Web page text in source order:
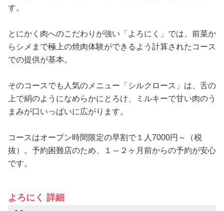
す。
とにかく肉へのこだわりが強い「よろにく」では、前菜か
らシメまで極上の焼肉体験ができるよう計算されたコース
での提供が基本。
そのコースでも人気のメニュー「シルクロース」は、舌の
上で絹のようになめらかにとろけ、ミルキーで甘い肉のう
まみが口いっぱいに広がります。
コースはオープン時間限定の早割で１人7000円～（税
抜）。予約困難店のため、１～２ヶ月前からの予約が安心
です。
よろにく 詳細